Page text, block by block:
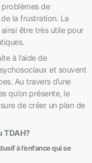
de
la frustration. La
être très utile pour
à l’aide de
et souvent
Au travers d’une
qu’on présente, le
de créer un plan de
TDAH?
à l’enfance qui se